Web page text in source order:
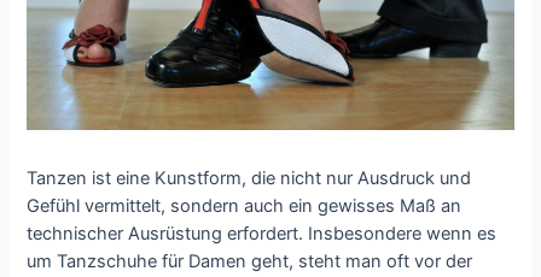
Tanzen ist eine Kunstform, die nicht nur Ausdruck und
Gefühl vermittelt, sondern auch ein gewisses Maß an
technischer Ausrüstung erfordert. Insbesondere wenn es
um Tanzschuhe für Damen geht, steht man oft vor der